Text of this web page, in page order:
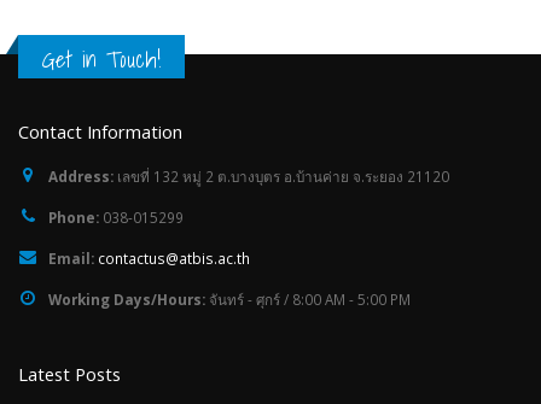
Get in Touch!
Contact Information
Address: เลขที่ 132 หมู่ 2 ต.บางบุตร อ.บ้านค่าย จ.ระยอง 21120
Phone: 038-015299
Email: contactus@atbis.ac.th
Working Days/Hours: จันทร์ - ศุกร์ / 8:00 AM - 5:00 PM
Latest Posts